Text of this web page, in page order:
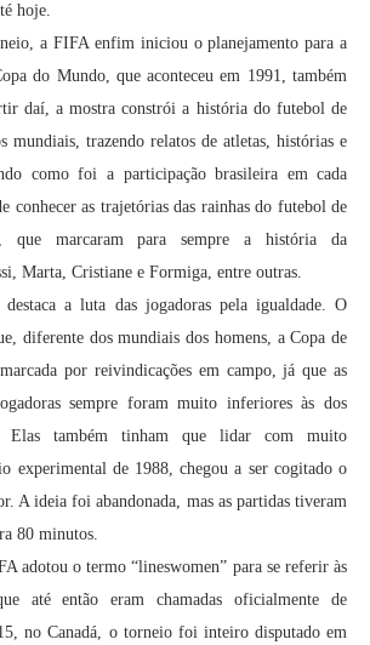
hoje.
a FIFA enfim iniciou o planejamento para a
do Mundo, que aconteceu em 1991, também
daí, a mostra constrói a história do futebol de
mundiais, trazendo relatos de atletas, histórias e
como foi a participação brasileira em cada
conhecer as trajetórias das rainhas do futebol de
que marcaram para sempre a história da
Marta, Cristiane e Formiga, entre outras.
a luta das jogadoras pela igualdade. O
diferente dos mundiais dos homens, a Copa de
por reivindicações em campo, já que as
sempre foram muito inferiores às dos
Elas também tinham que lidar com muito
experimental de 1988, chegou a ser cogitado o
A ideia foi abandonada, mas as partidas tiveram
80 minutos.
adotou o termo “lineswomen” para se referir às
até então eram chamadas oficialmente de
no Canadá, o torneio foi inteiro disputado em